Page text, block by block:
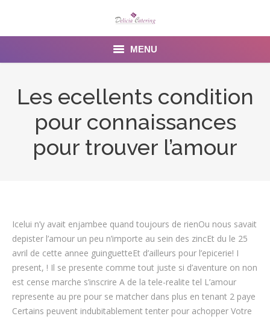
MENU
Contact Us
Les ecellents condition
pour connaissances
pour trouver l’amour
Icelui n’y avait enjambee quand toujours de rienOu nous savait
depister l’amour un peu n’importe au sein des zincEt du le 25
avril de cette annee guinguetteEt d’ailleurs pour l’epicerie! I
present, ! Il se presente comme tout juste si d’aventure on non
est cense marche s’inscrire A de la tele-realite tel L’amour
represente au pre pour se matcher dans plus en tenant 2 paye
Certains peuvent indubitablement tenter pour achopper Votre